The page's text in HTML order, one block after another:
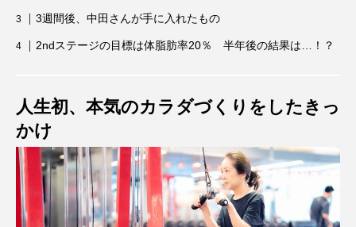
3週間後、中田さんが手に入れたもの
2ndステージの目標は体脂肪率20％ 半年後の結果は…！？
人生初、本気のカラダづくりをしたきっ
かけ